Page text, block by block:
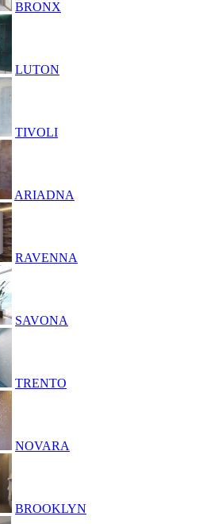
BRONX
LUTON
TIVOLI
ARIADNA
RAVENNA
SAVONA
TRENTO
NOVARA
BROOKLYN